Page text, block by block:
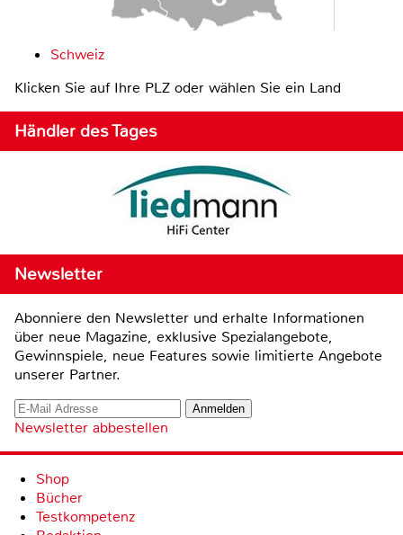
Schweiz
Klicken Sie auf Ihre PLZ oder wählen Sie ein Land
Händler des Tages
Newsletter
Abonniere den Newsletter und erhalte Informationen
über neue Magazine, exklusive Spezialangebote,
Gewinnspiele, neue Features sowie limitierte Angebote
unserer Partner.
Newsletter abbestellen
Shop
Bücher
Testkompetenz